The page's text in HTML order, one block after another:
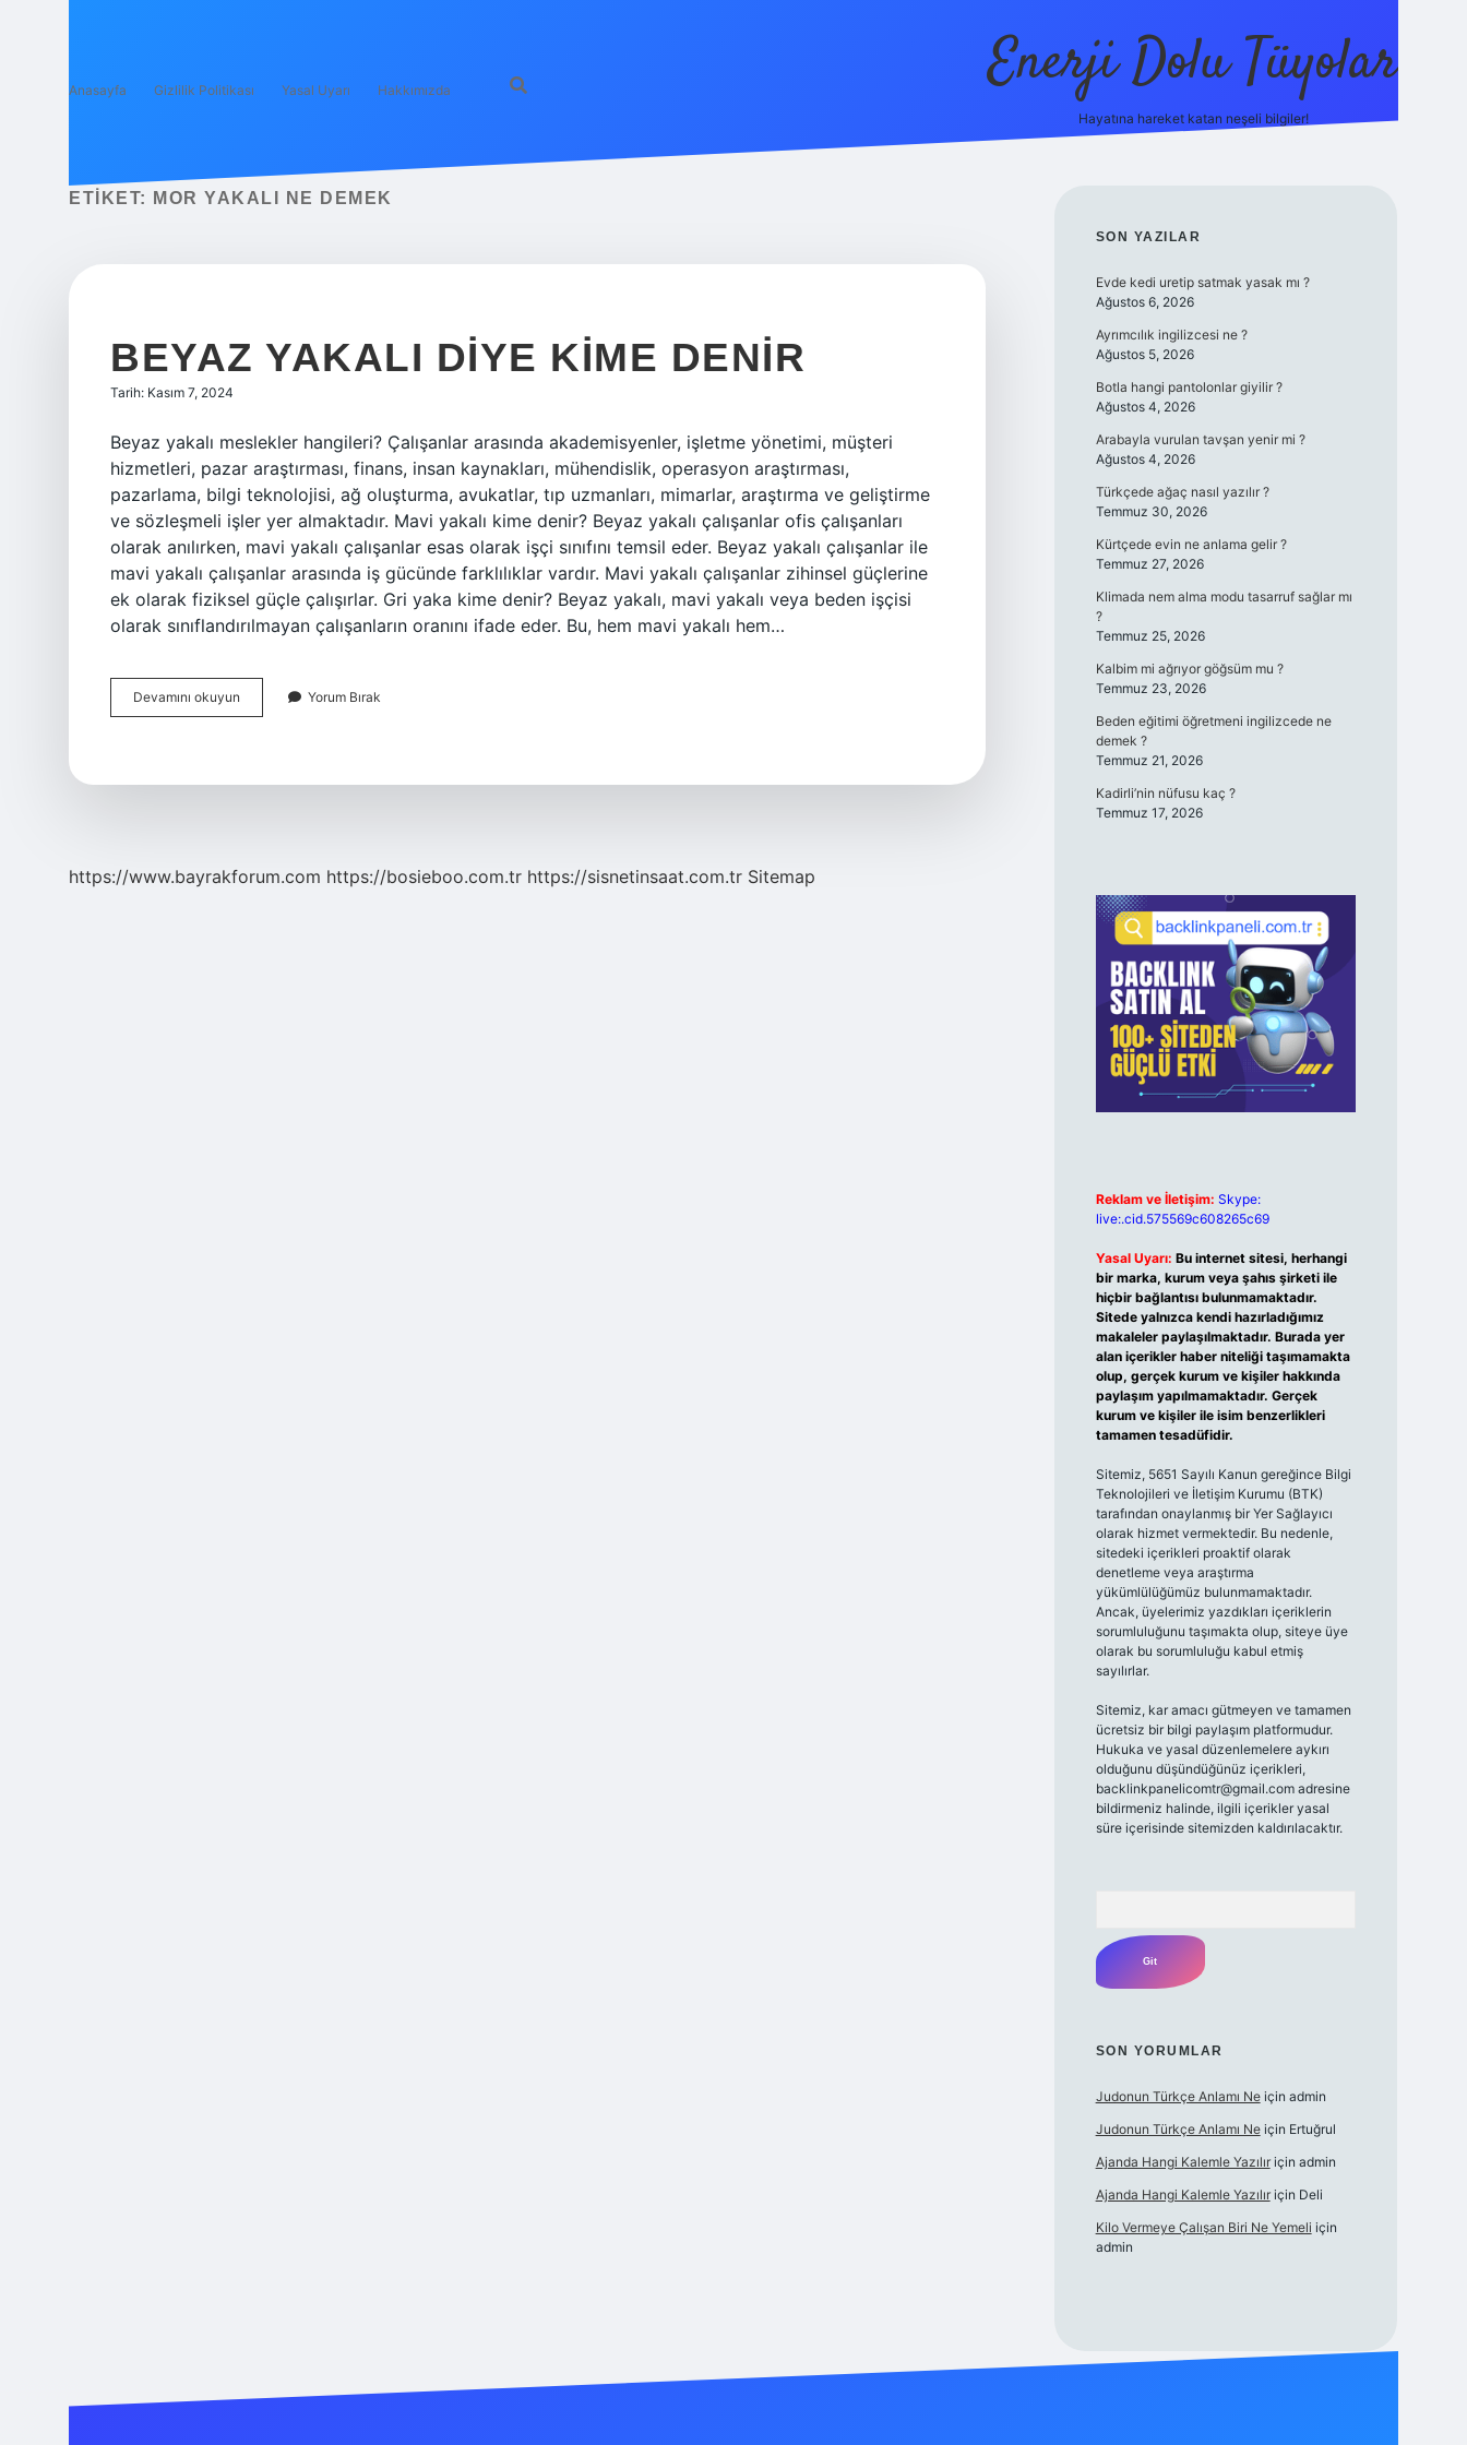
Anasayfa Gizlilik Politikası Yasal Uyarı Hakkımızda Enerji Dolu Tüyolar
Hayatına hareket katan neşeli bilgiler!
ETIKET: MOR YAKALI NE DEMEK
BEYAZ YAKALI DIYE KIME DENIR
Tarih: Kasım 7, 2024
Beyaz yakalı meslekler hangileri? Çalışanlar arasında akademisyenler, işletme yönetimi, müşteri
hizmetleri, pazar araştırması, finans, insan kaynakları, mühendislik, operasyon araştırması,
pazarlama, bilgi teknolojisi, ağ oluşturma, avukatlar, tıp uzmanları, mimarlar, araştırma ve geliştirme
ve sözleşmeli işler yer almaktadır. Mavi yakalı kime denir? Beyaz yakalı çalışanlar ofis çalışanları
olarak anılırken, mavi yakalı çalışanlar esas olarak işçi sınıfını temsil eder. Beyaz yakalı çalışanlar ile
mavi yakalı çalışanlar arasında iş gücünde farklılıklar vardır. Mavi yakalı çalışanlar zihinsel güçlerine
ek olarak fiziksel güçle çalışırlar. Gri yaka kime denir? Beyaz yakalı, mavi yakalı veya beden işçisi
olarak sınıflandırılmayan çalışanların oranını ifade eder. Bu, hem mavi yakalı hem…
Devamını okuyun
Yakalı
Yorum Bırak
https://www.bayrakforum.com https://bosieboo.com.tr https://sisnetinsaat.com.tr Sitemap
SIDEBAR
SON YAZILAR
Evde kedi uretip satmak yasak mı ?
Ağustos 6, 2026
Ayrımcılık ingilizcesi ne ?
Ağustos 5, 2026
Botla hangi pantolonlar giyilir ?
Ağustos 4, 2026
Arabayla vurulan tavşan yenir mi ?
Ağustos 4, 2026
Türkçede ağaç nasıl yazılır ?
Temmuz 30, 2026
Kürtçede evin ne anlama gelir ?
Temmuz 27, 2026
Klimada nem alma modu tasarruf sağlar mı
?
Temmuz 25, 2026
Kalbim mi ağrıyor göğsüm mu ?
Temmuz 23, 2026
Beden eğitimi öğretmeni ingilizcede ne
demek ?
Temmuz 21, 2026
Kadirli’nin nüfusu kaç ?
Temmuz 17, 2026
Reklam ve İletişim: Skype:
live:.cid.575569c608265c69
Yasal Uyarı: Bu internet sitesi, herhangi
bir marka, kurum veya şahıs şirketi ile
hiçbir bağlantısı bulunmamaktadır.
Sitede yalnızca kendi hazırladığımız
makaleler paylaşılmaktadır. Burada yer
alan içerikler haber niteliği taşımamakta
olup, gerçek kurum ve kişiler hakkında
paylaşım yapılmamaktadır. Gerçek
kurum ve kişiler ile isim benzerlikleri
tamamen tesadüfidir.
Sitemiz, 5651 Sayılı Kanun gereğince Bilgi
Teknolojileri ve İletişim Kurumu (BTK)
tarafından onaylanmış bir Yer Sağlayıcı
olarak hizmet vermektedir. Bu nedenle,
sitedeki içerikleri proaktif olarak
denetleme veya araştırma
yükümlülüğümüz bulunmamaktadır.
Ancak, üyelerimiz yazdıkları içeriklerin
sorumluluğunu taşımakta olup, siteye üye
olarak bu sorumluluğu kabul etmiş
sayılırlar.
Sitemiz, kar amacı gütmeyen ve tamamen
ücretsiz bir bilgi paylaşım platformudur.
Hukuka ve yasal düzenlemelere aykırı
olduğunu düşündüğünüz içerikleri,
backlinkpanelicomtr@gmail.comadresine
bildirmeniz halinde, ilgili içerikler yasal
süre içerisinde sitemizden kaldırılacaktır.
SON YORUMLAR
Judonun Türkçe Anlamı Neiçin admin
Judonun Türkçe Anlamı Neiçin Ertuğrul
Ajanda Hangi Kalemle Yazılıriçin admin
Ajanda Hangi Kalemle Yazılıriçin Deli
Kilo Vermeye Çalışan Biri Ne Yemeli için
admin